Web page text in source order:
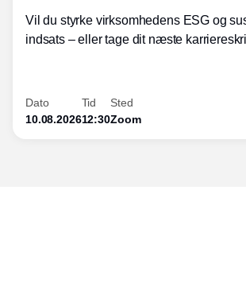
Vil du styrke virksomhedens ESG og
indsats – eller tage dit næste
inden for bæredygtig forretningsudvikling
skaber værdi for både samfund og
Dato
10.08.2026
Tid
12:30
Sted
Zoom